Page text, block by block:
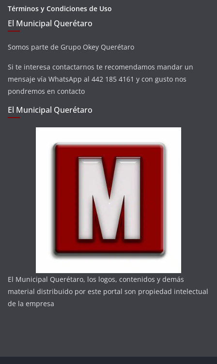
Términos y Condiciones de Uso
El Municipal Querétaro
Somos parte de Grupo Okey Querétaro
Si te interesa contactarnos te recomendamos mandar un
mensaje vía WhatsApp al 442 185 4161 y con gusto nos
pondremos en contacto
El Municipal Querétaro
El Municipal Querétaro, los logos, contenidos y demás
material distribuido por este portal son propiedad intelectual
de la empresa